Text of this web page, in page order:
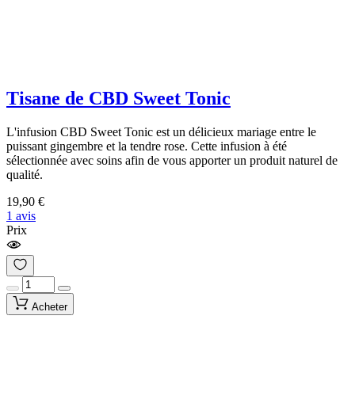
Tisane de CBD Sweet Tonic
L'infusion CBD Sweet Tonic est un délicieux mariage entre le
puissant gingembre et la tendre rose. Cette infusion à été
sélectionnée avec soins afin de vous apporter un produit naturel de
qualité.
19,90 €
1 avis
Prix
Acheter